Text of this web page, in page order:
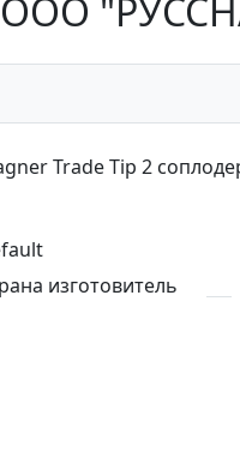
Trade Tip 2
изготовитель